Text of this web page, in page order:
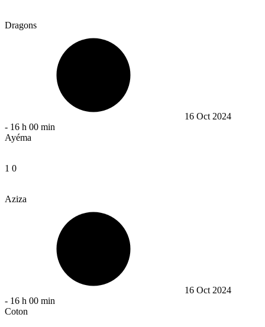
Dragons
16 Oct 2024
- 16 h 00 min
Ayéma
1 0
Aziza
16 Oct 2024
- 16 h 00 min
Coton